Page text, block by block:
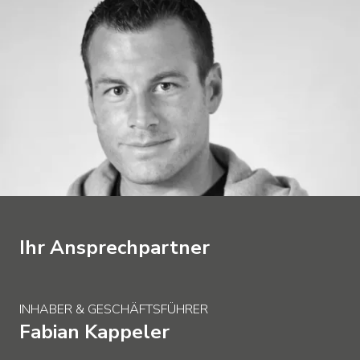
Ihr Ansprechpartner
INHABER & GESCHÄFTSFÜHRER
Fabian Kappeler
Zurück